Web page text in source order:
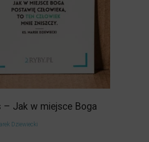
– Jak w miejsce Boga
Dziewiecki